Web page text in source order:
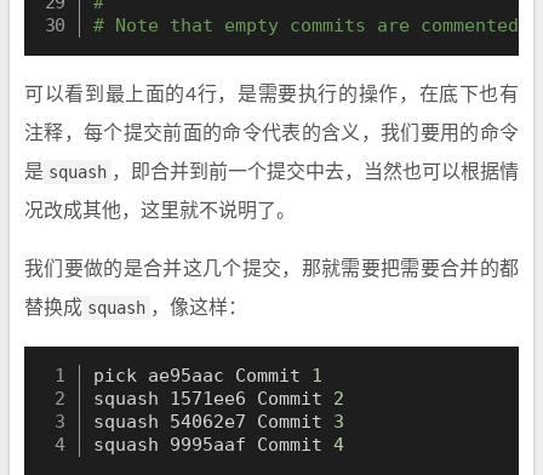
# Note that empty commits are commented
可以看到最上面的4行，是需要执行的操作，在底下也有
注释，每个提交前面的命令代表的含义，我们要用的命令
是 squash ，即合并到前一个提交中去，当然也可以根据情
况改成其他，这里就不说明了。
我们要做的是合并这几个提交，那就需要把需要合并的都
替换成 squash ，像这样：
pick ae95aac Commit 1
squash 1571ee6 Commit 2
squash 54062e7 Commit 3
squash 9995aaf Commit 4